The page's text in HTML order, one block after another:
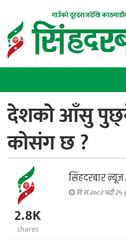
गाउँको दूरदराजदेखि
देशको आँसु
कोसंग छ ?
सिंहदरबार न्यूज
वि.सं.२०८२ भदौ २५
2.8K
shares